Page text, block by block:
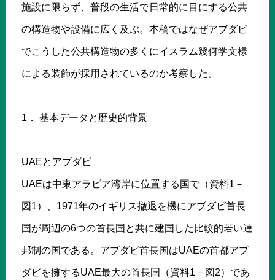
施設に限らず、普段の生活で日常的に目にする公共
の構造物や設備に広く及ぶ。本稿ではなぜアブダビ
でこうした公共構造物の多くにイスラム幾何学文様
による装飾が採用されているのか考察した。
1． 基本データと歴史的背景
UAEとアブダビ
UAEは中東アラビア湾岸に位置する国で（資料1－
図1）、1971年のイギリス撤退を機にアブダビ首長
国が周辺の6つの首長国と共に建国した比較的若い連
邦制の国である。アブダビ首長国はUAEの首都アブ
ダビを擁するUAE最大の首長国（資料1－図2）であ